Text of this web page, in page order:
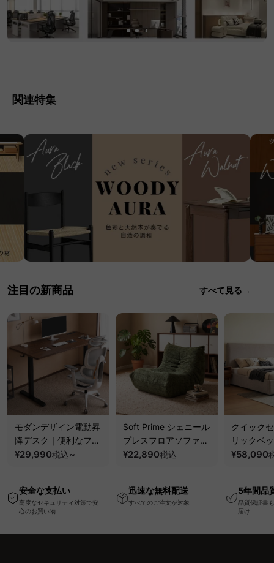
関連特集
注目の新商品 すべて見る→
モダンデザイン電動昇
降デスク｜便利なフッ
ク・コンセント・
ー機能搭載ワークデス
ク
¥29,990税込~
Soft Prime シェニール
プレスフロアソファ｜
圧縮梱包で搬入しやす
ァ
¥22,890税込
クイック
リックベ
要で組み
¥58,090
安全な支払い
高度なセキュリティ対策で安
心のお買い物
迅速な無料配送
すべてのご注文が対象
5年間品
品質保証書
届け